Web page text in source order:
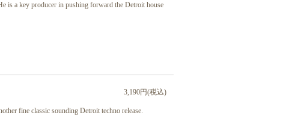
is a key producer in pushing forward the Detroit house
3,190円(税込)
fine classic sounding Detroit techno release.